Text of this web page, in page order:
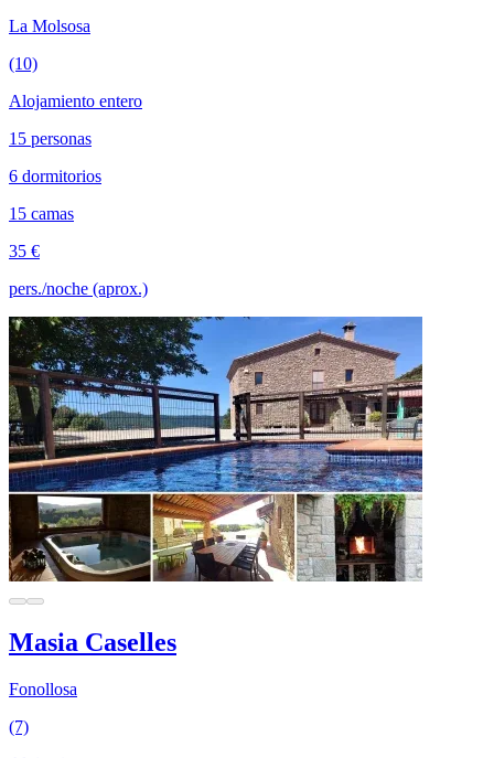
La Molsosa
(10)
Alojamiento entero
15 personas
6 dormitorios
15 camas
35 €
pers./noche (aprox.)
Masia Caselles
Fonollosa
(7)